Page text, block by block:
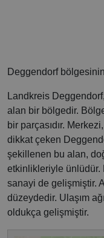
Deggendorf
Landkreis
alan bir bölgedir.
bir parçasıdır.
dikkat çeken
şekillenen bu alan,
etkinlikleriyle ünlüdür.
sanayi de gelişmiştir.
düzeydedir. Ulaşım
oldukça gelişmiştir.